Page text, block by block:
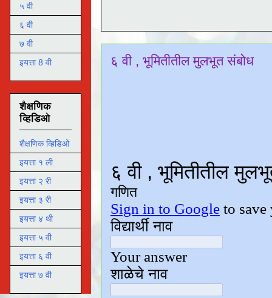
६ वी , भूमितीतील मुलभूत संबोध
५ वी
६ वी
७ वी
इयत्ता 8 वी
शैक्षणिक
व्हिडिओ
शैक्षणिक व्हिडिओ
इयत्ता १ ली
इयत्ता २ री
इयत्ता ३ री
इयत्ता ४ थी
इयत्ता ५ वी
इयत्ता ६ वी
इयत्ता ७ वी